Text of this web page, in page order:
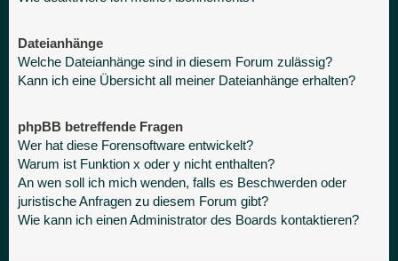
Dateianhänge
Welche Dateianhänge sind in diesem Forum zulässig?
Kann ich eine Übersicht all meiner Dateianhänge erhalten?
phpBB betreffende Fragen
Wer hat diese Forensoftware entwickelt?
Warum ist Funktion x oder y nicht enthalten?
An wen soll ich mich wenden, falls es Beschwerden oder
juristische Anfragen zu diesem Forum gibt?
Wie kann ich einen Administrator des Boards kontaktieren?